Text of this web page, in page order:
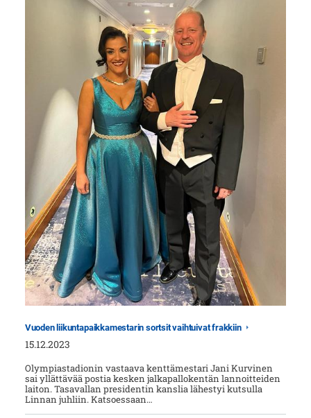
Vuoden liikuntapaikkamestarin sortsit vaihtuivat frakkiin
15.12.2023
Olympiastadionin vastaava kenttämestari Jani Kurvinen
sai yllättävää postia kesken jalkapallokentän lannoitteiden
laiton. Tasavallan presidentin kanslia lähestyi kutsulla
Linnan juhliin. Katsoessaan…